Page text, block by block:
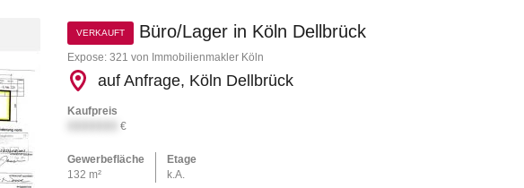
VERKAUFT Büro/Lager in Köln Dellbrück
Expose: 321 von Immobilienmakler Köln
auf Anfrage, Köln Dellbrück
Kaufpreis
€
Gewerbefläche
132 m²
Etage
k.A.